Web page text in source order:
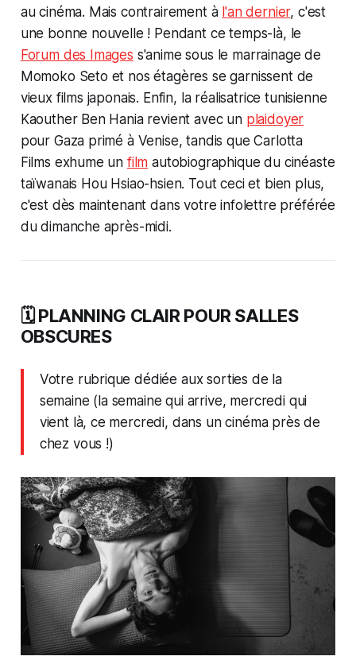
au cinéma. Mais contrairement à l'an dernier, c'est
une bonne nouvelle ! Pendant ce temps-là, le
Forum des Images s'anime sous le marrainage de
Momoko Seto et nos étagères se garnissent de
vieux films japonais. Enfin, la réalisatrice tunisienne
Kaouther Ben Hania revient avec un plaidoyer
pour Gaza primé à Venise, tandis que Carlotta
Films exhume un film autobiographique du cinéaste
taïwanais Hou Hsiao-hsien. Tout ceci et bien plus,
c'est dès maintenant dans votre infolettre préférée
du dimanche après-midi.
🗓️ PLANNING CLAIR POUR SALLES
OBSCURES
Votre rubrique dédiée aux sorties de la
semaine (la semaine qui arrive, mercredi qui
vient là, ce mercredi, dans un cinéma près de
chez vous !)